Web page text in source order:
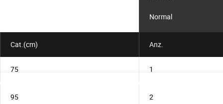
Normal
Cat.(cm) Anz.
75 1
95 2